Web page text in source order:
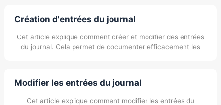
Création d'entrées du journal
Cet article explique comment créer et modifier des entrées
du journal. Cela permet de documenter efficacement les
Modifier les entrées du journal
Cet article explique comment modifier les entrées du